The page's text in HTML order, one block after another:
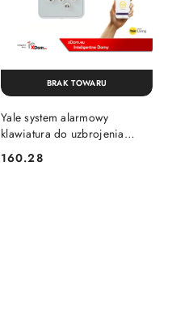
Yale system alarmowy
klawiatura do uzbrojenia
Cena:
160.28
BRAK TOWARU